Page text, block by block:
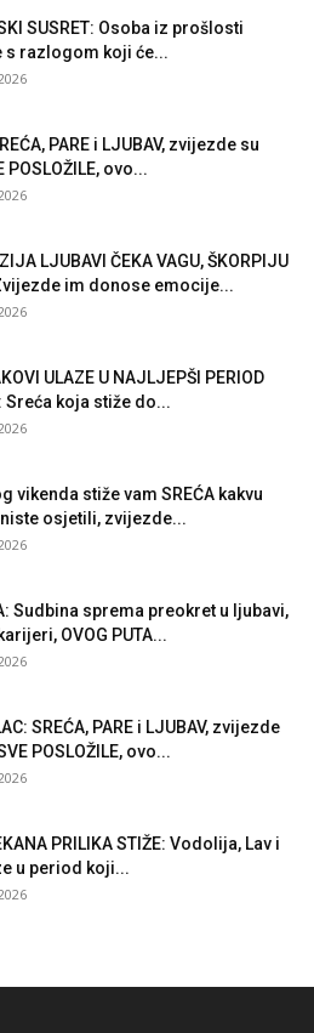
SUSRET: Osoba iz prošlosti
s razlogom koji će...
PARE i LJUBAV, zvijezde su
POSLOŽILE, ovo...
LJUBAVI ČEKA VAGU, ŠKORPIJU
Zvijezde im donose emocije...
ULAZE U NAJLJEPŠI PERIOD
Sreća koja stiže do...
vikenda stiže vam SREĆA kakvu
osjetili, zvijezde...
Sudbina sprema preokret u ljubavi,
OVOG PUTA...
SREĆA, PARE i LJUBAV, zvijezde
POSLOŽILE, ovo...
PRILIKA STIŽE: Vodolija, Lav i
u period koji...